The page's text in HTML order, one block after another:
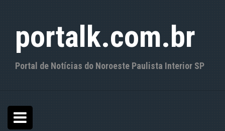
n
portalk.com.br
Portal de Notícias do Noroeste Paulista Interior SP